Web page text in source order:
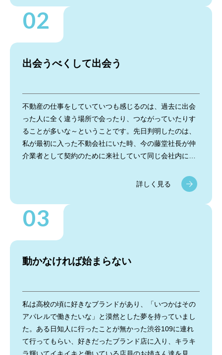
少ないのではないかなと思います。
出会うべくして出会う
不動産の仕事をしていていつも感じるのは、過去に出会
った人に全く違う場所で会ったり、つながっていたりす
ることが多いな～ということです。先日判明したのは、
私が最初に入った不動会社にいた時、今の藤堂社長が仲
介業者として契約のために来社していて同じ会社内にい
でとても覚えていて、実際に私は契約の場にはいなかっ
たのですが、その当時あの場で契約していたのが藤堂社
長だったようです。。。何気ない会話からそんな過去が
判明し、思わず「社長だったんですか、あの時の仲介業
ことがある！』という瞬間が多く、社内だけでなく、い
つどこで誰とつながるか分からないので、お客様とも出
会うべくして出会っていてご縁なんだと思い、どんな出
詳しく見る
動かなければ始まらない
私は高校の頃に好きなブランドがあり、「いつかはその
アパレルで働きたいな」と漠然とした夢を持っていまし
た。ある日知人に行ったことが無かった渋谷109に連れ
て行ってもらい、好きだったブランド店に入り、キラキ
ラ輝いてイキイキと働いている店員のお姉さん達を見て